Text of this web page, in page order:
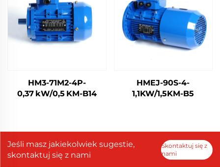
HM3-71M2-4P-
0,37 kW/0,5 KM-B14
HMEJ-90S-4-
1,1KW/1,5KM-B5
Jeśli masz jakiekolwiek sugestie,
skontaktuj się z nami
Skontaktuj się z
nami